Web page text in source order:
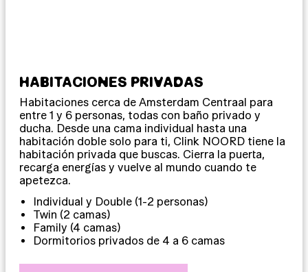
HABITACIONES PRIVADAS
Habitaciones cerca de Amsterdam Centraal para
entre 1 y 6 personas, todas con baño privado y
ducha. Desde una cama individual hasta una
habitación doble solo para ti, Clink NOORD tiene la
habitación privada que buscas. Cierra la puerta,
recarga energías y vuelve al mundo cuando te
apetezca.
Individual y Double (1-2 personas)
Twin (2 camas)
Family (4 camas)
Dormitorios privados de 4 a 6 camas